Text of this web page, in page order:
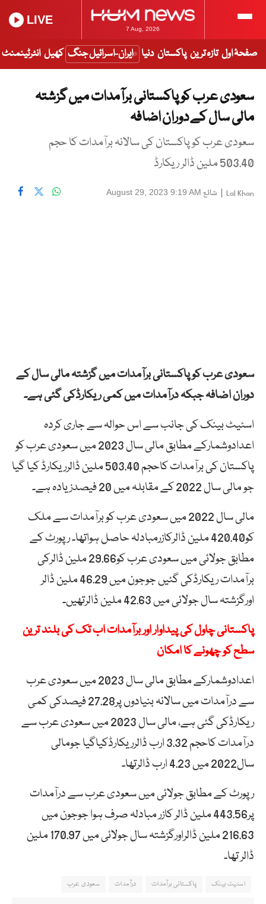
7 Aug, 2026
LIVE
صفحۂ اول تازہ ترین پاکستان دنیا ایران-اسرائیل جنگ کھیل انٹرٹینمنٹ
سعودی عرب کو پاکستانی برآمدات میں گزشتہ
مالی سال کے دوران اضافہ
سعودی عرب کو پاکستان کی سالانہ برآمدات کا حجم
503.40 ملین ڈالر ریکارڈ
Lal Khan
| شائع August 29, 2023 9:19 AM
سعودی عرب کو پاکستانی برآمدات میں گزشتہ مالی سال کے
دوران اضافہ جبکہ درآمدات میں کمی ریکارڈکی گئی ہے۔
اسٹیٹ بینک کی جانب سے اس حوالہ سے جاری کردہ
اعدادوشمارکے مطابق مالی سال 2023 میں سعودی عرب کو
پاکستان کی برآمدات کاحجم 503.40 ملین ڈالرریکارڈ کیا گیا
جو مالی سال 2022 کے مقابلہ میں 20 فیصدزیادہ ہے۔
مالی سال 2022 میں سعودی عرب کو برآمدات سے ملک
کو420.40 ملین ڈالرکازرمبادلہ حاصل ہواتھا۔ رپورٹ کے
مطابق جولائی میں سعودی عرب کو29.66 ملین ڈالرکی
برآمدات ریکارڈکی گئیں جوجون میں 46.29 ملین ڈالر
اورگزشتہ سال جولائی میں 42.63 ملین ڈالرتھیں۔
پاکستانی چاول کی پیداوار اور برآمدات اب تک کی بلند ترین
سطح کو چھونے کا امکان
اعدادوشمارکے مطابق مالی سال 2023 میں سعودی عرب
سے درآمدات میں سالانہ بنیادوں پر27.28 فیصدکی کمی
ریکارڈکی گئی ہے، مالی سال 2023 میں سعودی عرب سے
درآمدات کاحجم 3.32 ارب ڈالرریکارڈکیاگیا جومالی
سال2022 میں 4.23 ارب ڈالرتھا۔
رپورٹ کے مطابق جولائی میں سعودی عرب سے درآمدات
پر443.56 ملین ڈالر کازر مبادلہ صرف ہوا جوجون میں
216.63 ملین ڈالراورگزشتہ سال جولائی میں 170.97 ملین
ڈالر تھا۔
اسٹیٹ بینک پاکستانی برآمدات درآمدات سعودی عرب